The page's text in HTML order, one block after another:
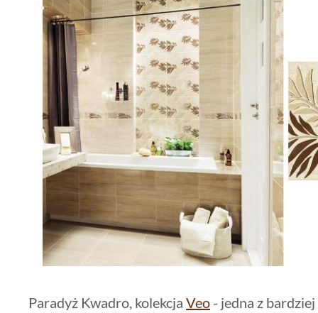
Paradyż Kwadro, kolekcja Veo - jedna z